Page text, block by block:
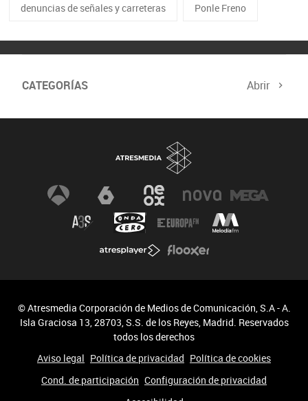
denuncias de señales y carreteras Ponle Freno
CATEGORÍAS Abrir
© Atresmedia Corporación de Medios de Comunicación, S.A - A.
Isla Graciosa 13, 28703, S.S. de los Reyes, Madrid. Reservados
todos los derechos
Aviso legal Política de privacidad Política de cookies
Cond. de participación Configuración de privacidad